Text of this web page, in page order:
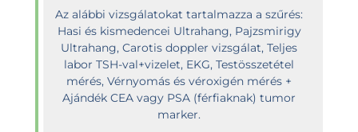
Az alábbi vizsgálatokat tartalmazza a szűrés:
Hasi és kismedencei Ultrahang, Pajzsmirigy
Ultrahang, Carotis doppler vizsgálat, Teljes
labor TSH-val+vizelet, EKG, Testösszetétel
mérés, Vérnyomás és véroxigén mérés +
Ajándék CEA vagy PSA (férfiaknak) tumor
marker.